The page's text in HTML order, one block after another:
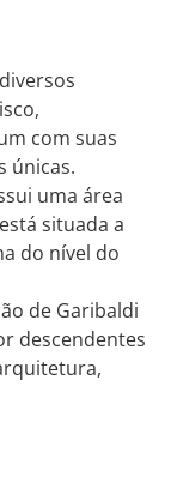
com suas
únicas.
uma área
situada a
do nível do
de Garibaldi
descendentes